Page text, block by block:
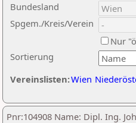
Sortierung
Bundesland
Spgem./Kreis/Verein
Nur
Vereinslisten:Wien
Pnr:104908 Name: Dipl. Ing.